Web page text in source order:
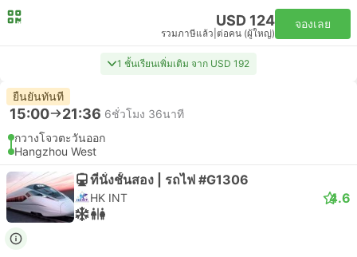
USD 124
รวมภาษีแล้ว ต่อคน (ผู้ใหญ่)
จองเลย
1 ชั้นเรียนเพิ่มเติม จาก USD 192
ยืนยันทันที
15:00 21:36 6ชั่วโมง 36นาที
กวางโจวตะวันออก
Hangzhou West
ที่นั่งชั้นสอง | รถไฟ #G1306
HK INT 4.6